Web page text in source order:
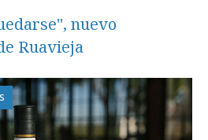
nuevo
Ruavieja